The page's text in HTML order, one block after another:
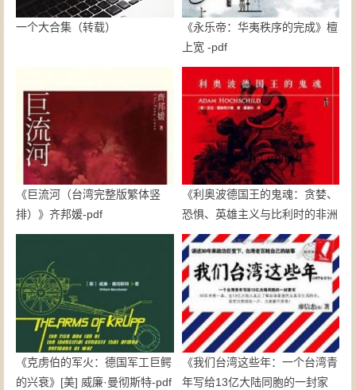
一个大合集（转载）
《永乐帝：华夷秩序的完成》檀
上宽 -pdf
《巨流河（台湾完整版繁体竖
排）》齐邦媛-pdf
《利奥波德国王的鬼魂：贪婪、
恐惧、英雄主义与比利时的非洲
殖民地》亚当·霍赫希尔德-pdf
《克虏伯的军火：德国军工巨鳄
的兴衰》[美] 威廉·曼彻斯特-pdf
《我们台湾这些年：一个台湾青
年写给13亿大陆同胞的一封家